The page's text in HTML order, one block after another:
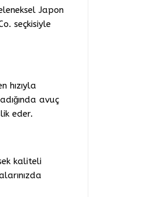
Japon
seçkisiyle
hızıyla
avuç
eder.
kaliteli